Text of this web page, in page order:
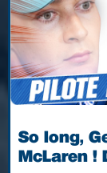
So long,
McLaren !